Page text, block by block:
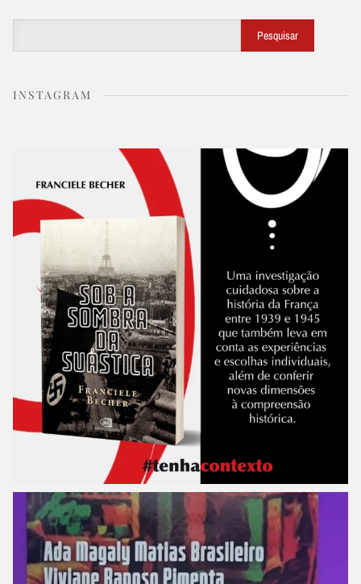
Pesquisar
INSTAGRAM